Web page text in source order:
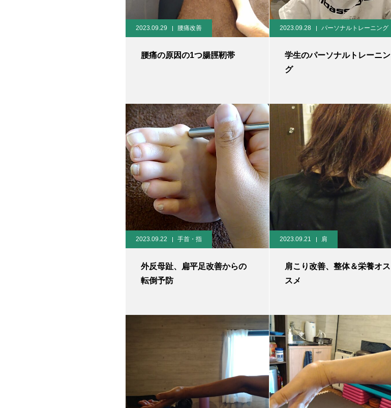
2023.09.29 腰痛改善
腰痛の原因の1つ腸脛靭帯
2023.09.28 パーソナルトレーニング
学生のパーソナルトレーニン
グ
2023.09.22 手首・指
外反母趾、扁平足改善からの
転倒予防
2023.09.21 肩
肩こり改善、整体＆栄養オス
スメ